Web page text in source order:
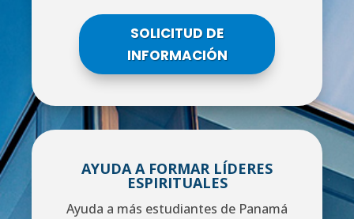
SOLICITUD DE
INFORMACIÓN
AYUDA A FORMAR LÍDERES
ESPIRITUALES
Ayuda a más estudiantes de Panamá